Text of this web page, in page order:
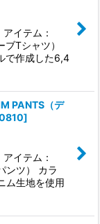
アイテム：
Tシャツ）
で作成した6,4
PANTS（デ
]
アイテム：
ンツ） カラ
生地を使用